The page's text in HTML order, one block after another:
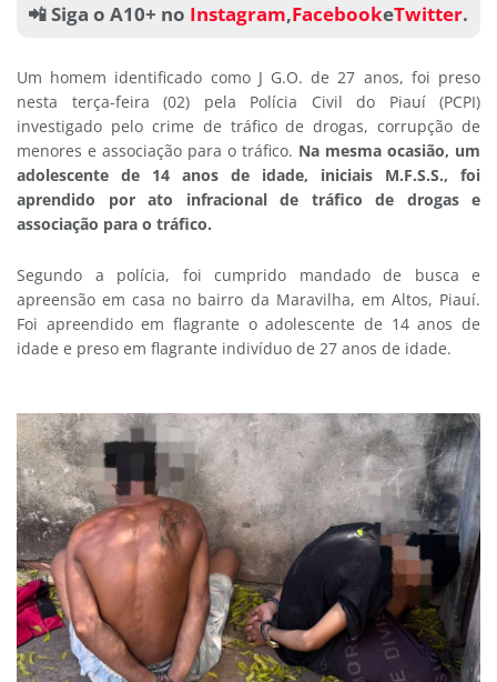
📲 Siga o A10+ no Instagram,FacebookeTwitter.
Um homem identificado como J G.O. de 27 anos, foi preso
nesta terça-feira (02) pela Polícia Civil do Piauí (PCPI)
investigado pelo crime de tráfico de drogas, corrupção de
menores e associação para o tráfico. Na mesma ocasião, um
adolescente de 14 anos de idade, iniciais M.F.S.S., foi
aprendido por ato infracional de tráfico de drogas e
associação para o tráfico.
Segundo a polícia, foi cumprido mandado de busca e
apreensão em casa no bairro da Maravilha, em Altos, Piauí.
Foi apreendido em flagrante o adolescente de 14 anos de
idade e preso em flagrante indivíduo de 27 anos de idade.